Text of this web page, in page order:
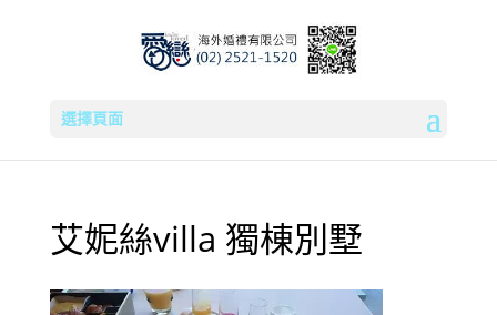
選擇頁面
艾妮絲villa 獨棟別墅